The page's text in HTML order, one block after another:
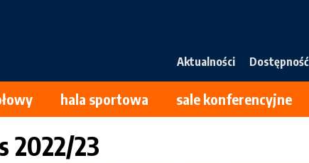
Main
navigation
Aktualności Dostępność
hala sportowa sale konferencyjne
2022/23